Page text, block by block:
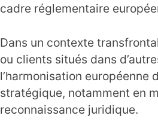
cadre réglementaire
Dans un contexte
ou clients situés dans
l’harmonisation européenne
stratégique, notamment en
reconnaissance juridique.